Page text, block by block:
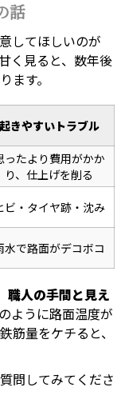
話
してほしいのが
く見ると、数年後
ます。
起きやすいトラブル
ったより費用がかか
り、仕上げを削る
ビ・タイヤ跡・沈み
水で路面がデコボコ
職人の手間と見え
ように路面温度が
筋量をケチると、
問してみてくださ